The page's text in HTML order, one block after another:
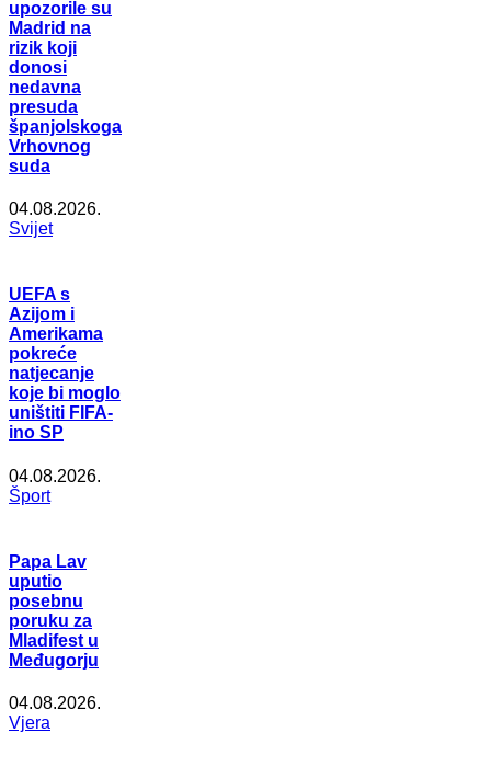
upozorile su
Madrid na
rizik koji
donosi
nedavna
presuda
španjolskoga
Vrhovnog
suda
04.08.2026.
Svijet
UEFA s
Azijom i
Amerikama
pokreće
natjecanje
koje bi moglo
uništiti FIFA-
ino SP
04.08.2026.
Šport
Papa Lav
uputio
posebnu
poruku za
Mladifest u
Međugorju
04.08.2026.
Vjera